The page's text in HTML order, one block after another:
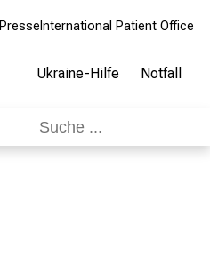
Presse International Patient Office
Ukraine-Hilfe Notfall